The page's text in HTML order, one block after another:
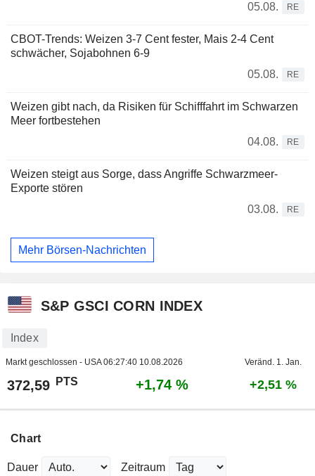
05.08.
RE
CBOT-Trends: Weizen 3-7 Cent fester, Mais 2-4 Cent
schwächer, Sojabohnen 6-9
05.08.
RE
Weizen gibt nach, da Risiken für Schifffahrt im Schwarzen
Meer fortbestehen
04.08.
RE
Weizen steigt aus Sorge, dass Angriffe Schwarzmeer-
Exporte stören
03.08.
RE
Mehr Börsen-Nachrichten
S&P GSCI CORN INDEX
Index
Markt geschlossen - USA06:27:40 10.08.2026 Veränd. 1. Jan.
372,59 PTS +1,74 % +2,51 %
Chart
Dauer Zeitraum